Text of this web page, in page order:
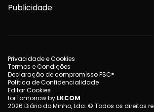
Publicidade
Privacidade e Cookies
Termos e Condições
Declaração de compromisso FSC®
Política de Confidencialidade
Editar Cookies
for tomorrow by LKCOM
2026 Diário do Minho, Lda. © Todos os direitos